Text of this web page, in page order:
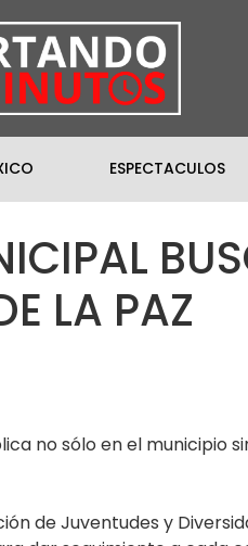
ESPECTACULOS
LA PAZ
no sólo en el municipio
de Juventudes y